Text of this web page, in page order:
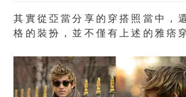
其實從亞當分享的穿搭照當中，
格的裝扮，並不僅有上述的雅痞